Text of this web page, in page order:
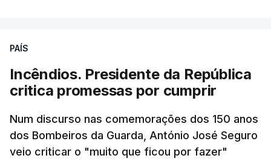
PAÍS
Incêndios. Presidente da República
critica promessas por cumprir
Num discurso nas comemorações dos 150 anos
dos Bombeiros da Guarda, António José Seguro
veio criticar o "muito que ficou por fazer"